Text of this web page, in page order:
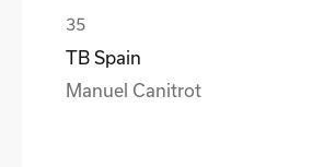
TB Spain
Manuel Canitrot